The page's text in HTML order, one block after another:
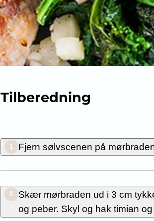
Tilberedning
1 Fjern sølvscenen på
2
Skær mørbraden ud i 3 cm
og peber. Skyl og hak timian